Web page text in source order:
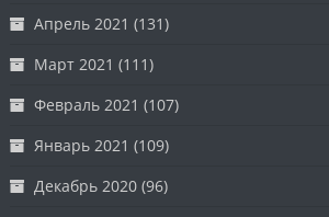
Апрель 2021 (131)
Март 2021 (111)
Февраль 2021 (107)
Январь 2021 (109)
Декабрь 2020 (96)